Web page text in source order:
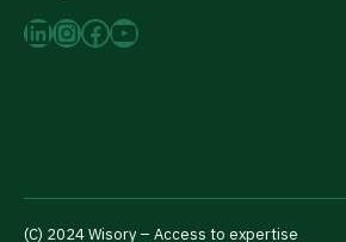
LinkedIn
Instagram
Facebook
YouTube
(C) 2024 Wisory – Access to expertise